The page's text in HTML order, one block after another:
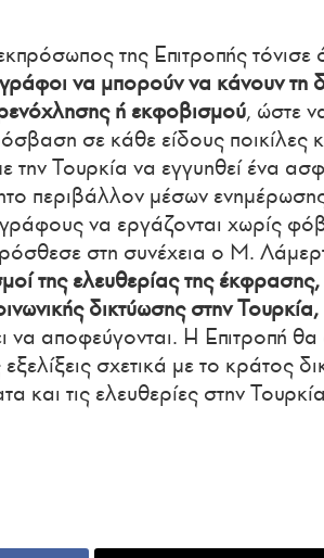
της Επιτροπής τόνισε
να μπορούν να κάνουν τη
ή εκφοβισμού, ώστε
σε κάθε είδους ποικίλες
την Τουρκία να εγγυηθεί ένα
περιβάλλον μέσων
να εργάζονται χωρίς
στη συνέχεια ο Μ.
της ελευθερίας της
δικτύωσης στην Τουρκία,
να αποφεύγονται. Η Επιτροπή
εξελίξεις σχετικά με το κράτος
και τις ελευθερίες στην